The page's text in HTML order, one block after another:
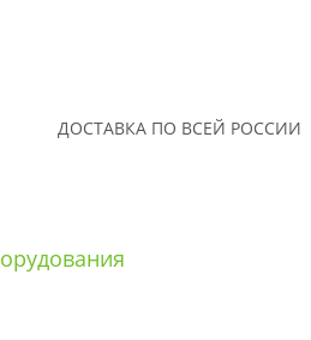
ДОСТАВКА ПО ВСЕЙ РОССИИ